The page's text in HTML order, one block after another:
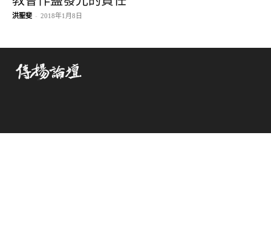
洪聖斐 - 2018年1月8日